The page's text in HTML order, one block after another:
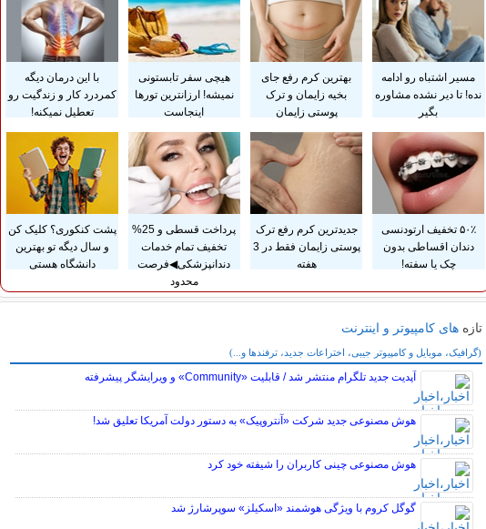
مسیر اشتباه رو ادامه
نده! تا دیر نشده مشاوره
بگیر
بهترین کرم رفع جای
بخیه زایمان و ترک
پوستی زایمان
هیچی سفر تابستونی
نمیشه! ارزانترین تورها
اینجاست
با این درمان دیگه
کمردرد کار و زندگیت رو
تعطیل نمیکنه!
۵۰٪ تخفیف ارتودنسی
دندان اقساطی بدون
چک یا سفته!
جدیدترین کرم رفع ترک
پوستی زایمان فقط در 3
هفته
پرداخت قسطی و 25%
تخفیف تمام خدمات
دندانپزشکی◀فرصت
محدود
پشت کنکوری؟ کلیک کن
و سال دیگه تو بهترین
دانشگاه هستی
تازه های کامپیوتر و اینترنت
(گرافیک، موبایل و کامپیوتر جیبی، اختراعات جدید، ترفندها و...)
سایر مطالب کامپیوتر و اینترنت
آپدیت جدید تلگرام منتشر شد / قابلیت «Community» و ویرایشگر پیشرفته
هوش مصنوعی جدید شرکت «آنتروپیک» به دستور دولت آمریکا تعلیق شد!
هوش مصنوعی چینی کاربران را شیفته خود کرد
گوگل کروم با ویژگی هوشمند «اسکیلز» سوپرشارژ شد